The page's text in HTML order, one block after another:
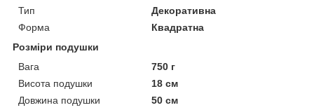
Тип
Декоративна
Форма
Квадратна
Розміри подушки
Вага
750 г
Висота подушки
18 см
Довжина подушки
50 см